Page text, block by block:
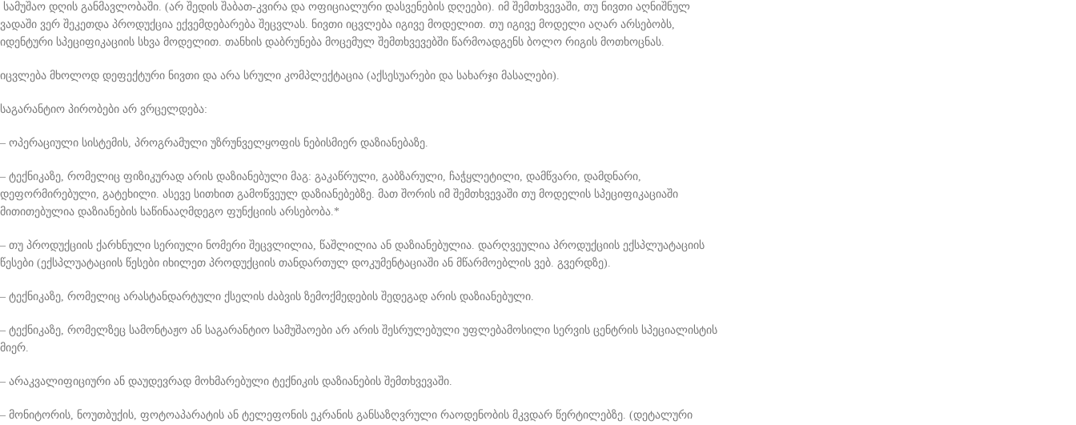
სამუშაო დღის განმავლობაში. (არ შედის შაბათ-კვირა და ოფიციალური დასვენების დღეები). იმ შემთხვევაში, თუ ნივთი აღნიშნულ
ვადაში ვერ შეკეთდა პროდუქცია ექვემდებარება შეცვლას. ნივთი იცვლება იგივე მოდელით. თუ იგივე მოდელი აღარ არსებობს,
იდენტური სპეციფიკაციის სხვა მოდელით. თანხის დაბრუნება მოცემულ შემთხვევებში წარმოადგენს ბოლო რიგის მოთხოცნას.
იცვლება მხოლოდ დეფექტური ნივთი და არა სრული კომპლექტაცია (აქსესუარები და სახარჯი მასალები).
საგარანტიო პირობები არ ვრცელდება:
– ოპერაციული სისტემის, პროგრამული უზრუნველყოფის ნებისმიერ დაზიანებაზე.
– ტექნიკაზე, რომელიც ფიზიკურად არის დაზიანებული მაგ: გაკაწრული, გაბზარული, ჩაჭყლეტილი, დამწვარი, დამდნარი,
დეფორმირებული, გატეხილი. ასევე სითხით გამოწვეულ დაზიანებებზე. მათ შორის იმ შემთხვევაში თუ მოდელის სპეციფიკაციაში
მითითებულია დაზიანების საწინააღმდეგო ფუნქციის არსებობა.*
– თუ პროდუქციის ქარხნული სერიული ნომერი შეცვლილია, წაშლილია ან დაზიანებულია. დარღვეულია პროდუქციის ექსპლუატაციის
წესები (ექსპლუატაციის წესები იხილეთ პროდუქციის თანდართულ დოკუმენტაციაში ან მწარმოებლის ვებ. გვერდზე).
– ტექნიკაზე, რომელიც არასტანდარტული ქსელის ძაბვის ზემოქმედების შედეგად არის დაზიანებული.
– ტექნიკაზე, რომელზეც სამონტაჟო ან საგარანტიო სამუშაოები არ არის შესრულებული უფლებამოსილი სერვის ცენტრის სპეციალისტის
მიერ.
– არაკვალიფიციური ან დაუდევრად მოხმარებული ტექნიკის დაზიანების შემთხვევაში.
– მონიტორის, ნოუთბუქის, ფოტოაპარატის ან ტელეფონის ეკრანის განსაზღვრული რაოდენობის მკვდარ წერტილებზე. (დეტალური